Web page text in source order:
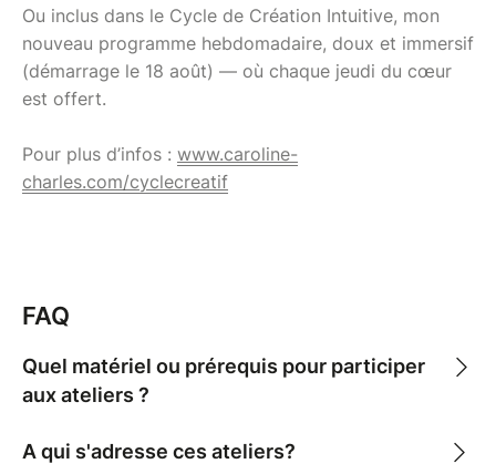
Ou inclus dans le Cycle de Création Intuitive, mon
nouveau programme hebdomadaire, doux et immersif
(démarrage le 18 août) — où chaque jeudi du cœur
est offert.
Pour plus d’infos : www.caroline-
charles.com/cyclecreatif
FAQ
Quel matériel ou prérequis pour participer
aux ateliers ?
A qui s'adresse ces ateliers?